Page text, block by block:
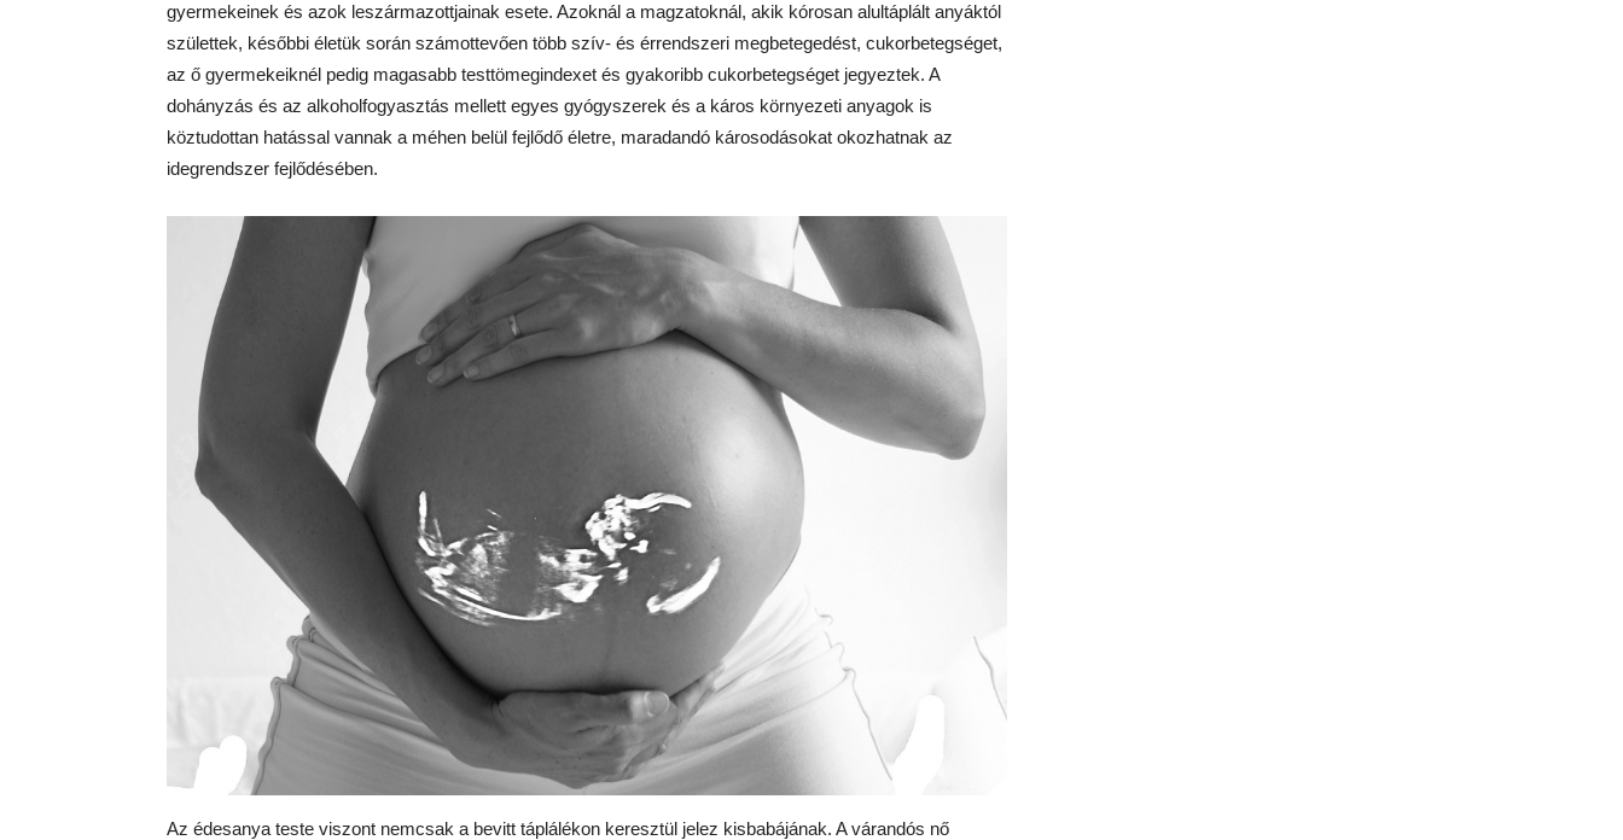
gyermekeinek és azok leszármazottjainak esete. Azoknál a magzatoknál, akik kórosan alultáplált anyáktól
születtek, későbbi életük során számottevően több szív- és érrendszeri megbetegedést, cukorbetegséget,
az ő gyermekeiknél pedig magasabb testtömegindexet és gyakoribb cukorbetegséget jegyeztek. A
dohányzás és az alkoholfogyasztás mellett egyes gyógyszerek és a káros környezeti anyagok is
köztudottan hatással vannak a méhen belül fejlődő életre, maradandó károsodásokat okozhatnak az
idegrendszer fejlődésében.
Az édesanya teste viszont nemcsak a bevitt táplálékon keresztül jelez kisbabájának. A várandós nő